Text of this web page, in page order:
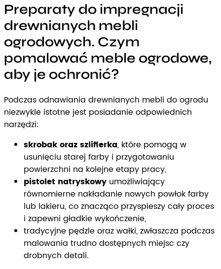
Preparaty do impregnacji
drewnianych mebli
ogrodowych. Czym
pomalować meble ogrodowe,
aby je ochronić?
Podczas odnawiania drewnianych mebli do ogrodu
niezwykle istotne jest posiadanie odpowiednich
narzędzi:
skrobak oraz szlifierka, które pomogą w
usunięciu starej farby i przygotowaniu
powierzchni na kolejne etapy pracy,
pistolet natryskowy umożliwiający
równomierne nakładanie nowych powłok farby
lub lakieru, co znacząco przyspieszy cały proces
i zapewni gładkie wykończenie,
tradycyjne pędzle oraz wałki, zwłaszcza podczas
malowania trudno dostępnych miejsc czy
drobnych detali.